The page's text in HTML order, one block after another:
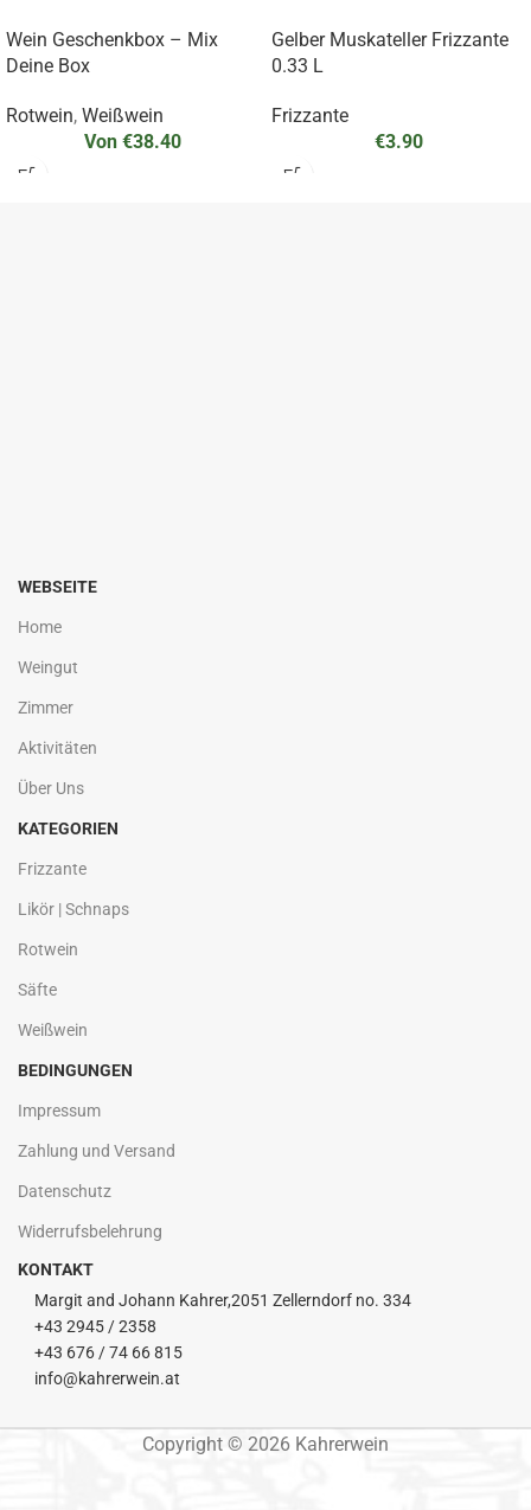
Wein Geschenkbox – Mix
Deine Box
Rotwein, Weißwein
Von €38.40
Gelber Muskateller Frizzante
0.33 L
Frizzante
€3.90
WEBSEITE
Home
Weingut
Zimmer
Aktivitäten
Über Uns
KATEGORIEN
Frizzante
Likör | Schnaps
Rotwein
Säfte
Weißwein
BEDINGUNGEN
Impressum
Zahlung und Versand
Datenschutz
Widerrufsbelehrung
KONTAKT
Margit and Johann Kahrer,2051 Zellerndorf no. 334
+43 2945 / 2358
+43 676 / 74 66 815
info@kahrerwein.at
Copyright © 2026 Kahrerwein